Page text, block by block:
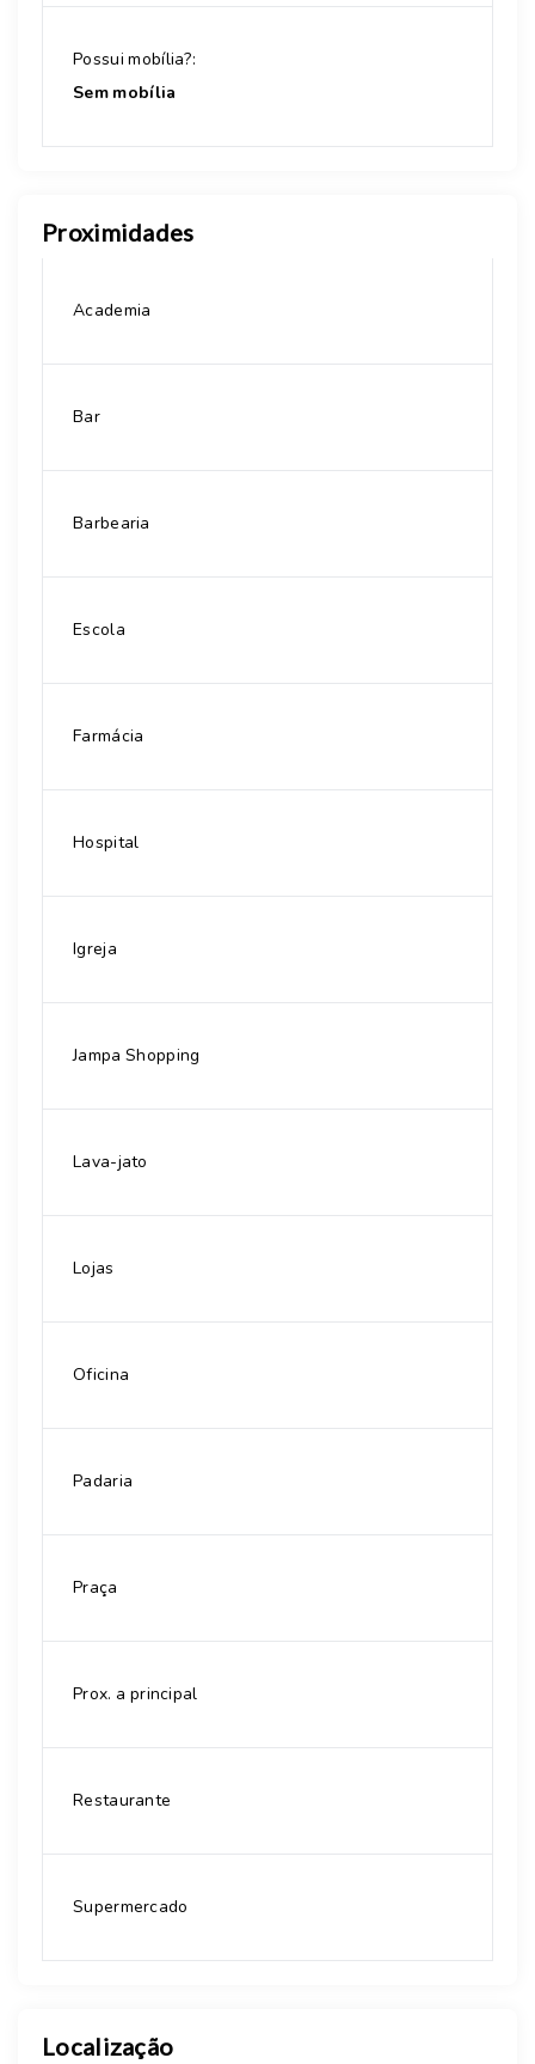
Possui mobília?:
Sem mobília
Proximidades
Academia
Bar
Barbearia
Escola
Farmácia
Hospital
Igreja
Jampa Shopping
Lava-jato
Lojas
Oficina
Padaria
Praça
Prox. a principal
Restaurante
Supermercado
Localização